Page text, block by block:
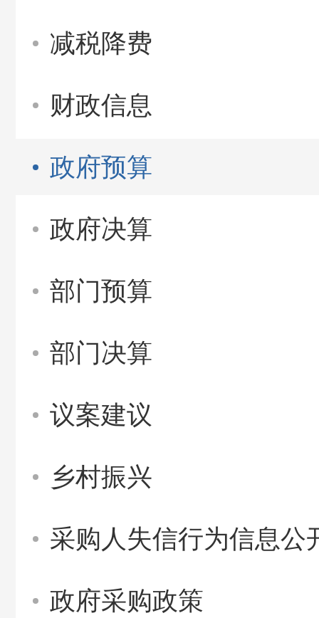
减税降费
财政信息
政府预算
政府决算
部门预算
部门决算
议案建议
乡村振兴
采购人失信行为信息公
政府采购政策